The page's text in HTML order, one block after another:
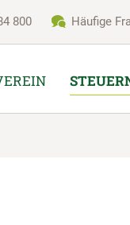
800 Häufige